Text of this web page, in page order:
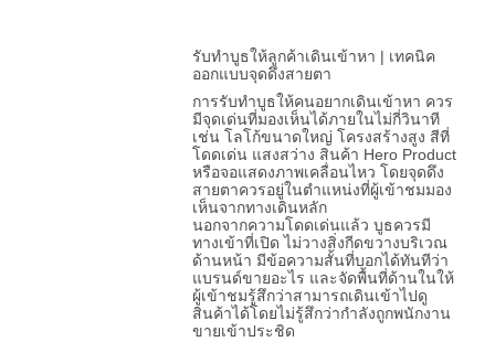
รับทำบูธให้ลูกค้าเดินเข้าหา | เทคนิค
ออกแบบจุดดึงสายตา
การรับทำบูธให้คนอยากเดินเข้าหา ควร
มีจุดเด่นที่มองเห็นได้ภายในไม่กี่วินาที
เช่น โลโก้ขนาดใหญ่ โครงสร้างสูง สีที่
โดดเด่น แสงสว่าง สินค้า Hero Product
หรือจอแสดงภาพเคลื่อนไหว โดยจุดดึง
สายตาควรอยู่ในตำแหน่งที่ผู้เข้าชมมอง
เห็นจากทางเดินหลัก
นอกจากความโดดเด่นแล้ว บูธควรมี
ทางเข้าที่เปิด ไม่วางสิ่งกีดขวางบริเวณ
ด้านหน้า มีข้อความสั้นที่บอกได้ทันทีว่า
แบรนด์ขายอะไร และจัดพื้นที่ด้านในให้
ผู้เข้าชมรู้สึกว่าสามารถเดินเข้าไปดู
สินค้าได้โดยไม่รู้สึกว่ากำลังถูกพนักงาน
ขายเข้าประชิด